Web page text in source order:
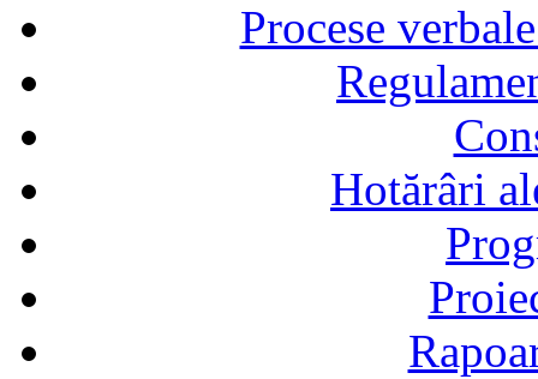
Procese
Hotărâri